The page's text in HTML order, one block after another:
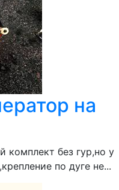
на
комплект без гур,но у
по дуге не...